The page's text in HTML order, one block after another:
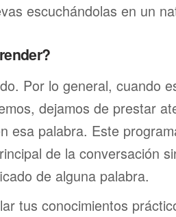
escuchándolas en un
Por lo general, cuando
dejamos de prestar
esa palabra. Este
de la conversación
de alguna palabra.
tus conocimientos